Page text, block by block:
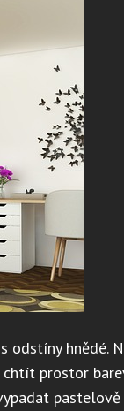
odstíny hnědé.
prostor